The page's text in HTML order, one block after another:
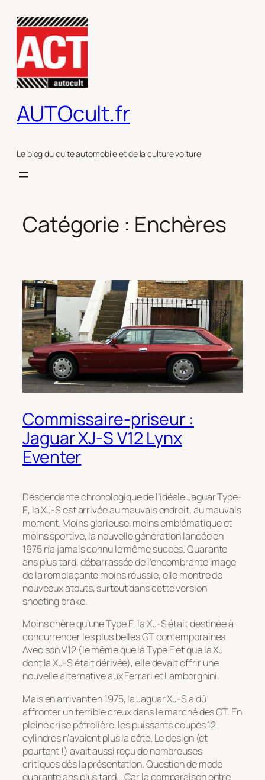
contenu
AUTOcult.fr
Le blog du culte automobile et de la culture voiture
Catégorie : Enchères
Commissaire-priseur :
Jaguar XJ-S V12 Lynx
Eventer
Descendante chronologique de l’idéale Jaguar Type-
E, la XJ-S est arrivée au mauvais endroit, au mauvais
moment. Moins glorieuse, moins emblématique et
moins sportive, la nouvelle génération lancée en
1975 n’a jamais connu le même succès. Quarante
ans plus tard, débarrassée de l’encombrante image
de la remplaçante moins réussie, elle montre de
nouveaux atouts, surtout dans cette version
shooting brake.
Moins chère qu’une Type E, la XJ-S était destinée à
concurrencer les plus belles GT contemporaines.
Avec son V12 (le même que la Type E et que la XJ
dont la XJ-S était dérivée), elle devait offrir une
nouvelle alternative aux Ferrari et Lamborghini.
Mais en arrivant en 1975, la Jaguar XJ-S a dû
affronter un terrible creux dans le marché des GT. En
pleine crise pétrolière, les puissants coupés 12
cylindres n’avaient plus la côte. Le design (et
pourtant !) avait aussi reçu de nombreuses
critiques dès la présentation. Question de mode
quarante ans plus tard… Car la comparaison entre